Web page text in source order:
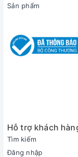
này, bạn còn có thể
video 3D chuyên
Bộ nhớ RAM 16GB,
hỗ trợ
phần mềm ứng
nhau cho hiệu suất
tập video 8K hay
Legion Lenovo với
Sản phẩm
Hỗ trợ khách
Tìm kiếm
Đăng nhập